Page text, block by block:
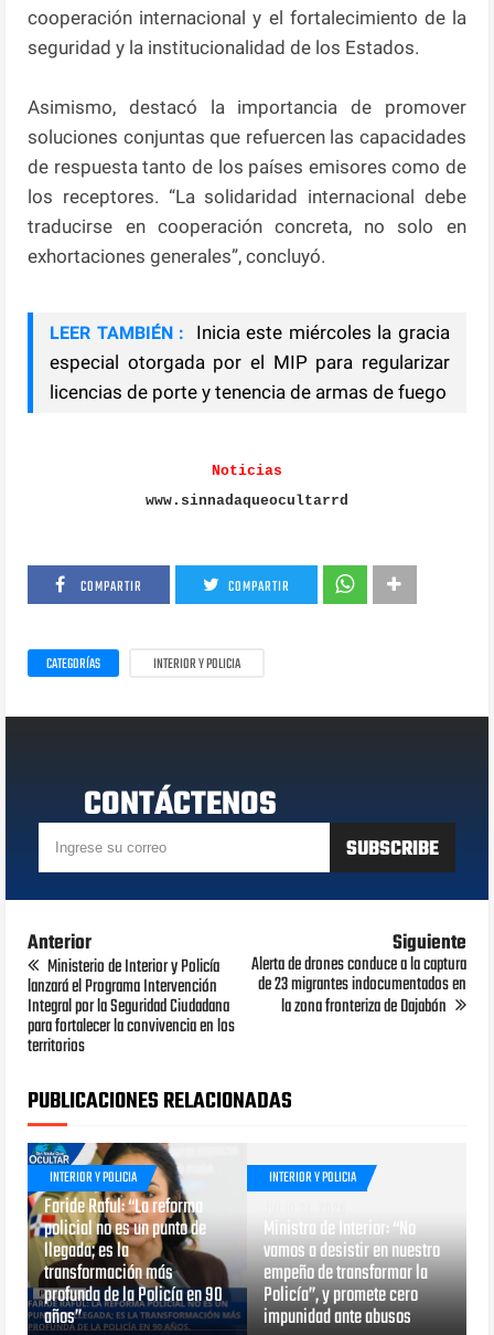
cooperación internacional y el fortalecimiento de la
seguridad y la institucionalidad de los Estados.
Asimismo, destacó la importancia de promover
soluciones conjuntas que refuercen las capacidades
de respuesta tanto de los países emisores como de
los receptores. “La solidaridad internacional debe
traducirse en cooperación concreta, no solo en
exhortaciones generales”, concluyó.
LEER TAMBIÉN :
Inicia este miércoles la gracia
especial otorgada por el MIP para regularizar
licencias de porte y tenencia de armas de fuego
Noticias
www.sinnadaqueocultarrd
COMPARTIR COMPARTIR
CATEGORÍAS INTERIOR Y POLICIA
CONTÁCTENOS
Anterior
Ministerio de Interior y Policía
lanzará el Programa Intervención
Integral por la Seguridad Ciudadana
para fortalecer la convivencia en los
territorios
Siguiente
Alerta de drones conduce a la captura
de 23 migrantes indocumentados en
la zona fronteriza de Dajabón
PUBLICACIONES RELACIONADAS
INTERIOR Y POLICIA
JULIO 29, 2026
Faride Raful: “La reforma
policial no es un punto de
llegada; es la
transformación más
profunda de la Policía en 90
años”
INTERIOR Y POLICIA
Ministra de Interior: “No
vamos a desistir en nuestro
empeño de transformar la
Policía”, y promete cero
impunidad ante abusos